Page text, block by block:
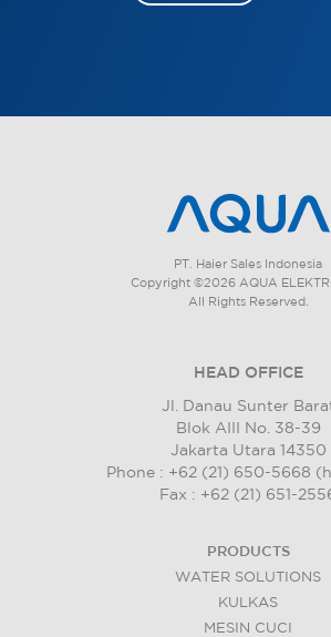
PT. Haier Sales Indonesia
Copyright ©2026 AQUA
All Rights Reserved.
HEAD OFFICE
Jl. Danau Sunter
Blok AIII No. 38-39
Jakarta Utara 14350
Phone : +62 (21) 650-5668
Fax : +62 (21) 651-
PRODUCTS
WATER SOLUTIONS
KULKAS
MESIN CUCI